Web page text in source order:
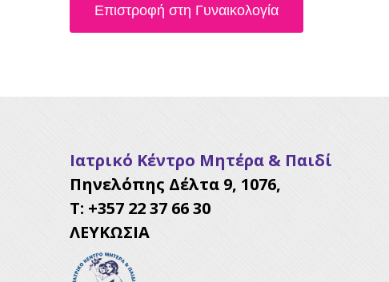
Επιστροφή στη Γυναικολογία
Ιατρικό Κέντρο Μητέρα & Παιδί
Πηνελόπης Δέλτα 9, 1076,
Τ: +357 22 37 66 30
ΛΕΥΚΩΣΙΑ